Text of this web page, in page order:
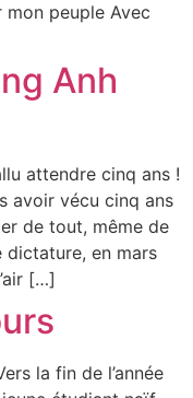
mon peuple Avec
Anh
attendre cinq ans !
avoir vécu cinq ans
de tout, même de
dictature, en mars
[…]
la fin de l’année